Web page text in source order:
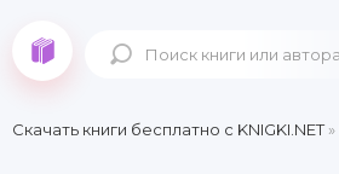
Скачать книги бесплатно c KNIGKI.NET»